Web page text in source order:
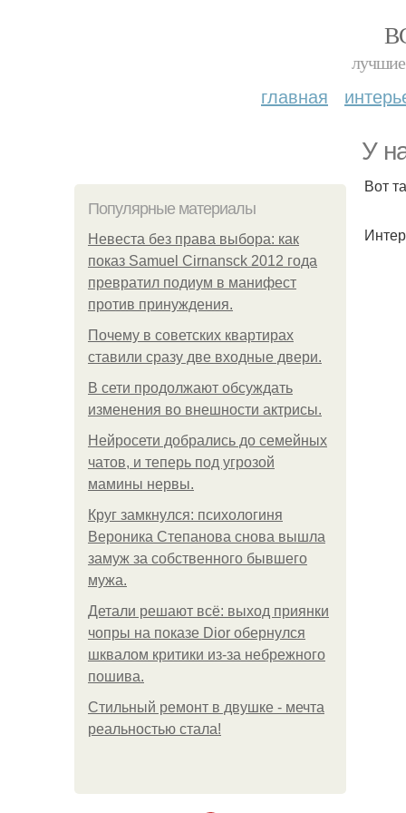
лучшие
главная
У
Популярные материалы
Невеста без права выбора: как
показ Samuel Cirnansck 2012 года
превратил подиум в манифест
против принуждения.
Почему в советских квартирах
ставили сразу две входные двери.
В сети продолжают обсуждать
изменения во внешности актрисы.
Нейросети добрались до семейных
чатов, и теперь под угрозой
мамины нервы.
Круг замкнулся: психологиня
Вероника Степанова снова вышла
замуж за собственного бывшего
мужа.
Детали решают всё: выход приянки
чопры на показе Dior обернулся
шквалом критики из-за небрежного
пошива.
Стильный ремонт в двушке - мечта
реальностью стала!
Вот